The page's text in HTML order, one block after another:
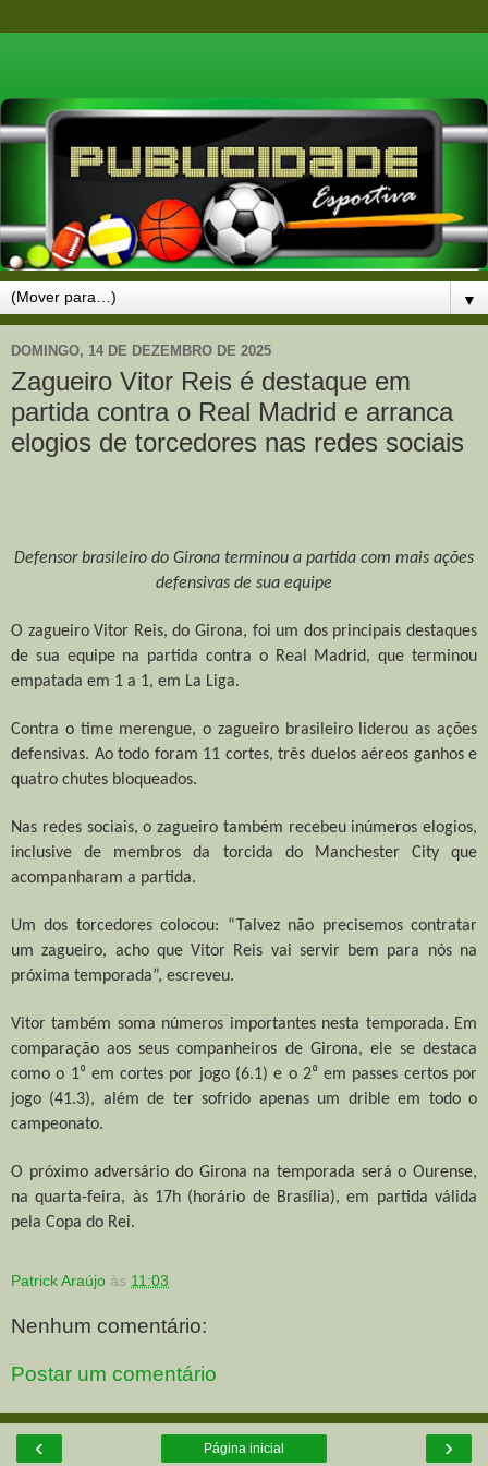
▼
DOMINGO, 14 DE DEZEMBRO DE 2025
Zagueiro Vitor Reis é destaque em
partida contra o Real Madrid e arranca
elogios de torcedores nas redes sociais
Defensor brasileiro do Girona terminou a partida com mais ações
defensivas de sua equipe
O zagueiro Vitor Reis, do Girona, foi um dos principais destaques
de sua equipe na partida contra o Real Madrid, que terminou
empatada em 1 a 1, em La Liga.
Contra o time merengue, o zagueiro brasileiro liderou as ações
defensivas. Ao todo foram 11 cortes, três duelos aéreos ganhos e
quatro chutes bloqueados.
Nas redes sociais, o zagueiro também recebeu inúmeros elogios,
inclusive de membros da torcida do Manchester City que
acompanharam a partida.
Um dos torcedores colocou: “Talvez não precisemos contratar
um zagueiro, acho que Vitor Reis vai servir bem para nós na
próxima temporada”, escreveu.
Vitor também soma números importantes nesta temporada. Em
comparação aos seus companheiros de Girona, ele se destaca
como o 1⁰ em cortes por jogo (6.1) e o 2⁰ em passes certos por
jogo (41.3), além de ter sofrido apenas um drible em todo o
campeonato.
O próximo adversário do Girona na temporada será o Ourense,
na quarta-feira, às 17h (horário de Brasília), em partida válida
pela Copa do Rei.
Patrick Araújo às 11:03
Nenhum comentário:
Postar um comentário
‹ ›
Página inicial